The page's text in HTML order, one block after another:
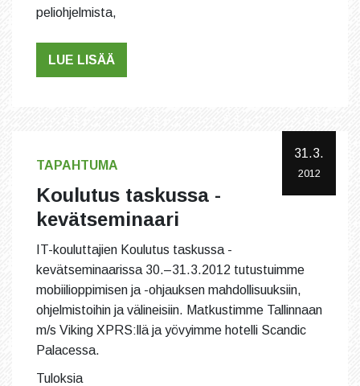
peliohjelmista,
LUE LISÄÄ
31.3.
2012
TAPAHTUMA
Koulutus taskussa -
kevätseminaari
IT-kouluttajien Koulutus taskussa -
kevätseminaarissa 30.–31.3.2012 tutustuimme
mobiilioppimisen ja -ohjauksen mahdollisuuksiin,
ohjelmistoihin ja välineisiin. Matkustimme Tallinnaan
m/s Viking XPRS:llä ja yövyimme hotelli Scandic
Palacessa.
Tuloksia